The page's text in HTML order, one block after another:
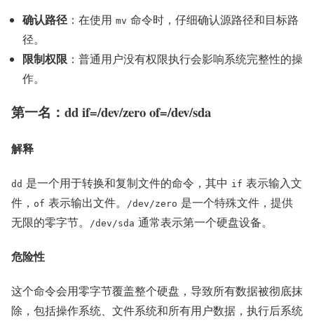
确认路径 ：在使用 mv 命令时，仔细确认源路径和目标路
径。
限制权限 ：普通用户没有权限执行会影响系统完整性的操
作。
第一名：dd if=/dev/zero of=/dev/sda
解释
dd 是一个用于转换和复制文件的命令，其中 if 表示输入文
件， of 表示输出文件。 /dev/zero 是一个特殊文件，提供
无限的零字节。
/dev/sda 通常表示第一个硬盘设备。
危险性
这个命令会用零字节覆盖整个硬盘，导致所有数据被彻底抹
除，包括操作系统、文件系统和所有用户数据，执行后系统